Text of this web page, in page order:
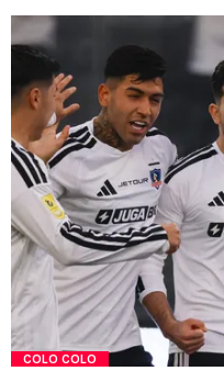
COLO COLO